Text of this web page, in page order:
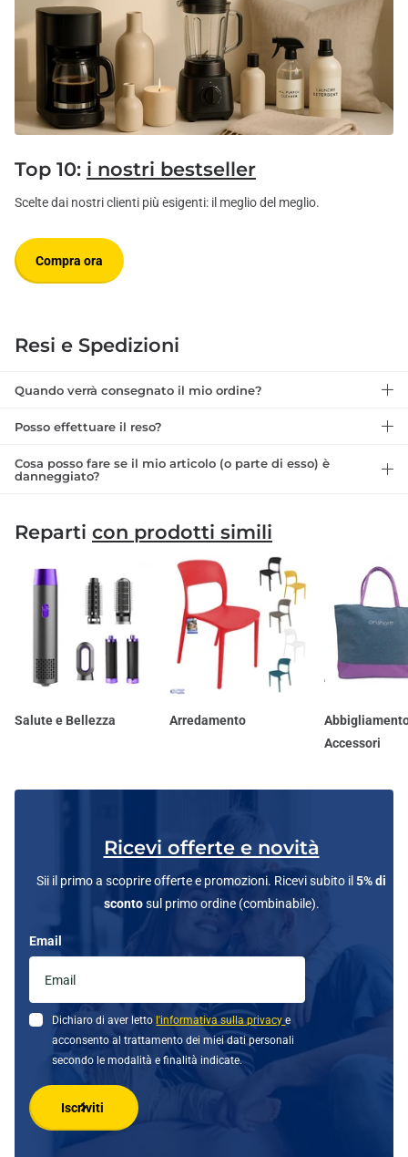
Top 10: i nostri bestseller
Scelte dai nostri clienti più esigenti: il meglio del meglio.
Compra ora
Resi e Spedizioni
Quando verrà consegnato il mio ordine?
Posso effettuare il reso?
Cosa posso fare se il mio articolo (o parte di esso) è
danneggiato?
Reparti con prodotti simili
Salute e Bellezza Arredamento
Accessori
Ricevi offerte e novità
Sii il primo a scoprire offerte e promozioni. Ricevi subito il 5% di
scontosul primo ordine (combinabile).
Email
Dichiaro di aver letto l'informativa sulla privacye
acconsento al trattamento dei miei dati personali
secondo le modalità e finalità indicate.
Iscriviti